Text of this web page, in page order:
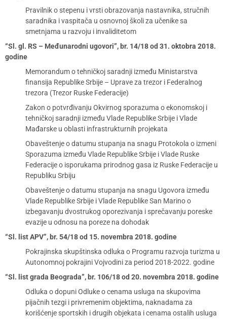
Pravilnik o stepenu i vrsti obrazovanja nastavnika, stručnih
saradnika i vaspitača u osnovnoj školi za učenike sa
smetnjama u razvoju i invaliditetom
“Sl. gl. RS – Međunarodni ugovori”, br. 14/18 od 31. oktobra 2018.
godine
Memorandum o tehničkoj saradnji između Ministarstva
finansija Republike Srbije – Uprave za trezor i Federalnog
trezora (Trezor Ruske Federacije)
Zakon o potvrđivanju Okvirnog sporazuma o ekonomskoj i
tehničkoj saradnji između Vlade Republike Srbije i Vlade
Mađarske u oblasti infrastrukturnih projekata
Obaveštenje o datumu stupanja na snagu Protokola o izmeni
Sporazuma između Vlade Republike Srbije i Vlade Ruske
Federacije o isporukama prirodnog gasa iz Ruske Federacije u
Republiku Srbiju
Obaveštenje o datumu stupanja na snagu Ugovora između
Vlade Republike Srbije i Vlade Republike San Marino o
izbegavanju dvostrukog oporezivanja i sprečavanju poreske
evazije u odnosu na poreze na dohodak
“Sl. list APV”, br. 54/18 od 15. novembra 2018. godine
Pokrajinska skupštinska odluka o Programu razvoja turizma u
Autonomnoj pokrajini Vojvodini za period 2018-2022. godine
“Sl. list grada Beograda”, br. 106/18 od 20. novembra 2018. godine
Odluka o dopuni Odluke o cenama usluga na skupovima
pijačnih tezgi i privremenim objektima, naknadama za
korišćenje sportskih i drugih objekata i cenama ostalih usluga